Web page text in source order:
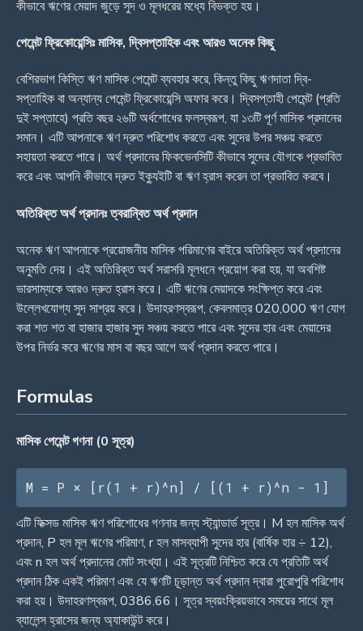
কীভাবে ঋণের মেয়াদ জুড়ে সুদ ও মূলধরের মধ্যে বিভক্ত হয়।
পেমেন্ট ফ্রিকোয়েন্সিঃ মাসিক, দ্বিসপ্তাহিক এবং আরও অনেক কিছু
বেশিরভাগ কিস্তি ঋণ মাসিক পেমেন্ট ব্যবহার করে, কিন্তু কিছু ঋণদাতা দ্বি-
সপ্তাহিক বা অন্যান্য পেমেন্ট ফ্রিকোয়েন্সি অফার করে। দ্বিসপ্তাহী পেমেন্ট (প্রতি
দুই সপ্তাহে) প্রতি বছর ২৬টি অর্ধশোধের ফলস্বরূপ, যা ১৩টি পূর্ণ মাসিক প্রদানের
সমান। এটি আপনাকে ঋণ দ্রুত পরিশোধ করতে এবং সুদের উপর সঞ্চয় করতে
সহায়তা করতে পারে। অর্থ প্রদানের ফিকভেনসিটি কীভাবে সুদের যৌগকে প্রভাবিত
করে এবং আপনি কীভাবে দ্রুত ইক্যুইটি বা ঋণ হ্রাস করেন তা প্রভাবিত করবে।
অতিরিক্ত অর্থ প্রদানঃ ত্বরান্বিত অর্থ প্রদান
অনেক ঋণ আপনাকে প্রয়োজনীয় মাসিক পরিমাণের বাইরে অতিরিক্ত অর্থ প্রদানের
অনুমতি দেয়। এই অতিরিক্ত অর্থ সরাসরি মূলধনে প্রয়োগ করা হয়, যা অবশিষ্ট
ভারসাম্যকে আরও দ্রুত হ্রাস করে। এটি ঋণের মেয়াদকে সংক্ষিপ্ত করে এবং
উল্লেখযোগ্য সুদ সাশ্রয় করে। উদাহরণস্বরূপ, কেবলমাত্র 020,000 ঋণ যোগ
করা শত শত বা হাজার হাজার সুদ সঞ্চয় করতে পারে এবং সুদের হার এবং মেয়াদের
উপর নির্ভর করে ঋণের মাস বা বছর আগে অর্থ প্রদান করতে পারে।
Formulas
মাসিক পেমেন্ট গণনা (0 সূত্র)
M = P × [r(1 + r)^n] / [(1 + r)^n - 1]
এটি ফিক্সড মাসিক ঋণ পরিশোধের গণনার জন্য স্ট্যান্ডার্ড সূত্র। M হল মাসিক অর্থ
প্রদান, P হল মূল ঋণের পরিমাণ, r হল মাসব্যাপী সুদের হার (বার্ষিক হার ÷ 12),
এবং n হল অর্থ প্রদানের মোট সংখ্যা। এই সূত্রটি নিশ্চিত করে যে প্রতিটি অর্থ
প্রদান ঠিক একই পরিমাণ এবং যে ঋণটি চূড়ান্ত অর্থ প্রদান দ্বারা পুরোপুরি পরিশোধ
করা হয়। উদাহরণস্বরূপ, 0386.66। সূত্র স্বয়ংক্রিয়ভাবে সময়ের সাথে মূল
ব্যালেন্স হ্রাসের জন্য অ্যাকাউন্ট করে।